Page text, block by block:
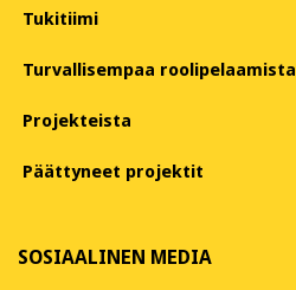
Tukitiimi
Turvallisempaa roolipelaamista
Projekteista
Päättyneet projektit
SOSIAALINEN MEDIA